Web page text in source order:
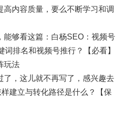
高内容质量，要么不断学习和调
能够看这篇：白杨SEO：视频号
词排名和视频号推行？【必看】
玩法
了，这儿就不再写了，感兴趣去
建立与转化路径是什么？【保